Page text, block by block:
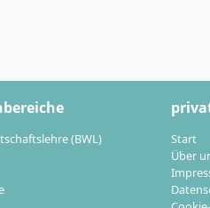
Die
Trainee-
(BWL)
Start
Über